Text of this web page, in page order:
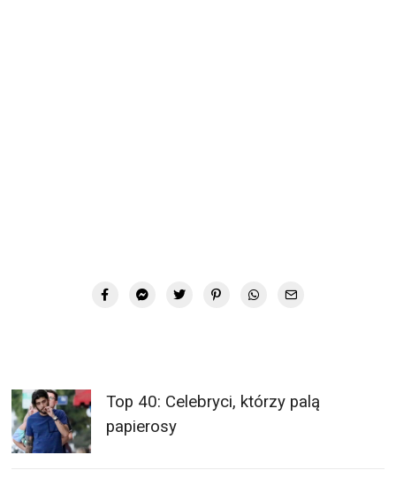
Top 40: Celebryci, którzy palą
papierosy